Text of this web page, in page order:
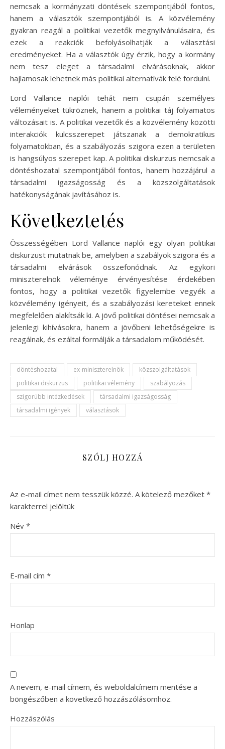
nemcsak a kormányzati döntések szempontjából fontos,
hanem a választók szempontjából is. A közvélemény
gyakran reagál a politikai vezetők megnyilvánulásaira, és
ezek a reakciók befolyásolhatják a választási
eredményeket. Ha a választók úgy érzik, hogy a kormány
nem tesz eleget a társadalmi elvárásoknak, akkor
hajlamosak lehetnek más politikai alternatívák felé fordulni.
Lord Vallance naplói tehát nem csupán személyes
véleményeket tükröznek, hanem a politikai táj folyamatos
változásait is. A politikai vezetők és a közvélemény közötti
interakciók kulcsszerepet játszanak a demokratikus
folyamatokban, és a szabályozás szigora ezen a területen
is hangsúlyos szerepet kap. A politikai diskurzus nemcsak a
döntéshozatal szempontjából fontos, hanem hozzájárul a
társadalmi igazságosság és a közszolgáltatások
hatékonyságának javításához is.
Következtetés
Összességében Lord Vallance naplói egy olyan politikai
diskurzust mutatnak be, amelyben a szabályok szigora és a
társadalmi elvárások összefonódnak. Az egykori
miniszterelnök véleménye érvényesítése érdekében
fontos, hogy a politikai vezetők figyelembe vegyék a
közvélemény igényeit, és a szabályozási kereteket ennek
megfelelően alakítsák ki. A jövő politikai döntései nemcsak a
jelenlegi kihívásokra, hanem a jövőbeni lehetőségekre is
reagálnak, és ezáltal formálják a társadalom működését.
döntéshozatal ex-miniszterelnök
közszolgáltatások
politikai diskurzus
politikai vélemény
szabályozás
szigorúbb intézkedések
társadalmi igazságosság
társadalmi igények
választások
SZÓLJ HOZZÁ
Az e-mail címet nem tesszük közzé. A kötelező mezőket *
karakterrel jelöltük
Név *
E-mail cím *
Honlap
A nevem, e-mail címem, és weboldalcímem mentése a
böngészőben a következő hozzászólásomhoz.
Hozzászólás